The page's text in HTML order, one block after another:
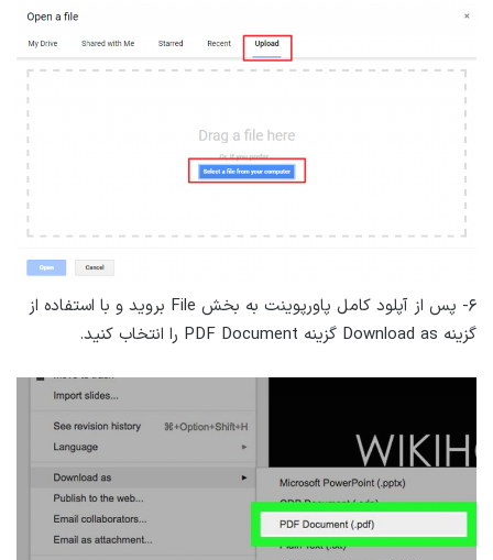
۶- پس از آپلود کامل پاورپوینت به بخش File بروید و با استفاده از
گزینه Download as گزینه PDF Document را انتخاب کنید.